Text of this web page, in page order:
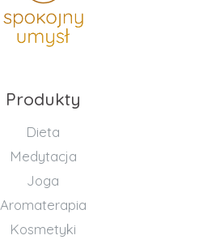
Produkty
Dieta
Medytacja
Joga
Aromaterapia
Kosmetyki